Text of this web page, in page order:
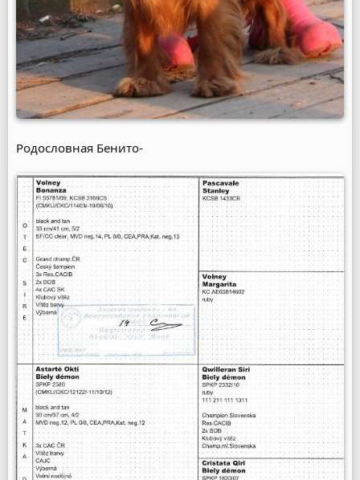
Родословная Бенито-